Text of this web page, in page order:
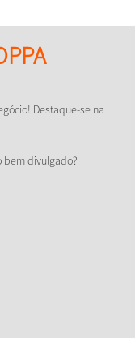
Destaque-se na
bem divulgado?